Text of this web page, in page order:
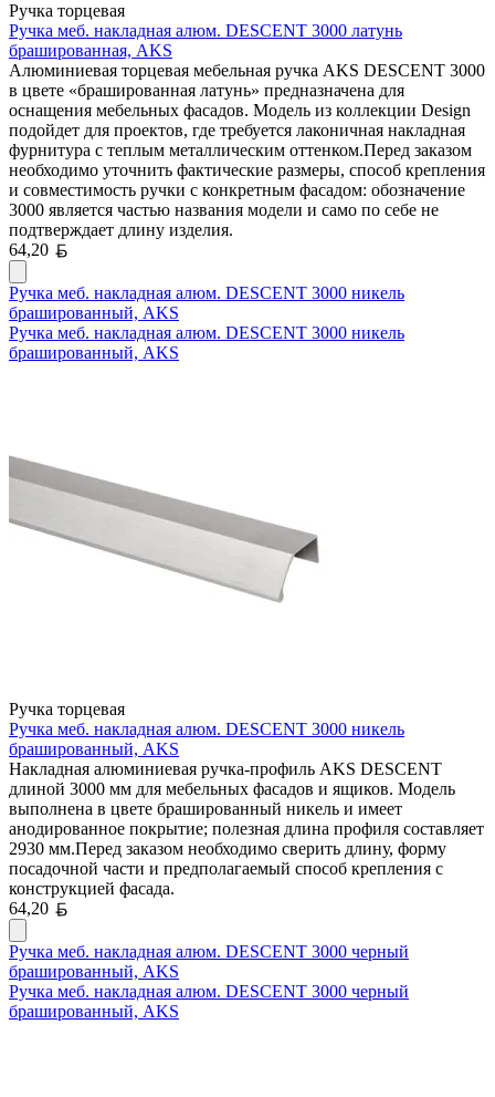
Ручка торцевая
Ручка меб. накладная алюм. DESCENT 3000 латунь
брашированная, AKS
Алюминиевая торцевая мебельная ручка AKS DESCENT 3000
в цвете «брашированная латунь» предназначена для
оснащения мебельных фасадов. Модель из коллекции Design
подойдет для проектов, где требуется лаконичная накладная
фурнитура с теплым металлическим оттенком.Перед заказом
необходимо уточнить фактические размеры, способ крепления
и совместимость ручки с конкретным фасадом: обозначение
3000 является частью названия модели и само по себе не
подтверждает длину изделия.
64,20
Ручка меб. накладная алюм. DESCENT 3000 никель
брашированный, AKS
Ручка меб. накладная алюм. DESCENT 3000 никель
брашированный, AKS
Ручка торцевая
Ручка меб. накладная алюм. DESCENT 3000 никель
брашированный, AKS
Накладная алюминиевая ручка-профиль AKS DESCENT
длиной 3000 мм для мебельных фасадов и ящиков. Модель
выполнена в цвете брашированный никель и имеет
анодированное покрытие; полезная длина профиля составляет
2930 мм.Перед заказом необходимо сверить длину, форму
посадочной части и предполагаемый способ крепления с
конструкцией фасада.
64,20
Ручка меб. накладная алюм. DESCENT 3000 черный
брашированный, AKS
Ручка меб. накладная алюм. DESCENT 3000 черный
брашированный, AKS